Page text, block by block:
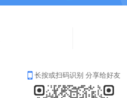
长按或扫码识别 分享给好友